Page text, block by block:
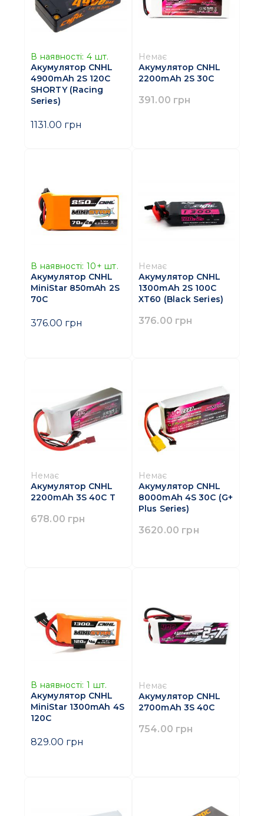
В наявності: 4 шт.
Акумулятор CNHL
4900mAh 2S 120C
SHORTY (Racing
Series)
1131.00 грн
Немає
Акумулятор CNHL
2200mAh 2S 30C
391.00 грн
В наявності: 10+ шт.
Акумулятор CNHL
MiniStar 850mAh 2S
70C
376.00 грн
Немає
Акумулятор CNHL
1300mAh 2S 100C
XT60 (Black Series)
376.00 грн
Немає
Акумулятор CNHL
2200mAh 3S 40C T
678.00 грн
Немає
Акумулятор CNHL
8000mAh 4S 30C (G+
Plus Series)
3620.00 грн
В наявності: 1 шт.
Акумулятор CNHL
MiniStar 1300mAh 4S
120C
829.00 грн
Немає
Акумулятор CNHL
2700mAh 3S 40C
754.00 грн